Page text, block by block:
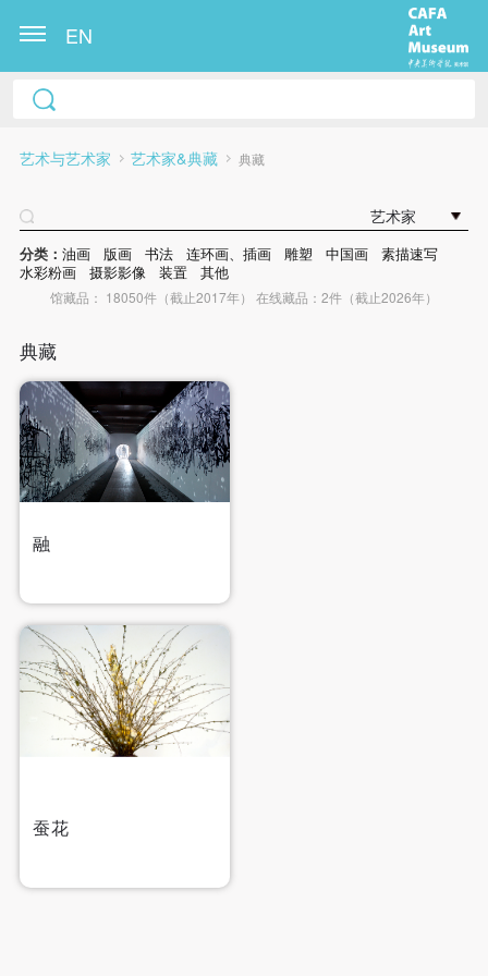
EN
艺术与艺术家 艺术家&典藏 典藏
艺术家
分类： 油画 版画 书法 连环画、插画 雕塑 中国画
素描速写
水彩粉画
摄影影像 装置 其他
馆藏品： 18050件（截止2017年） 在线藏品：2件（截止2026年）
典藏
融
蚕花
快捷登录
手机号码
验证码
可使用雅昌艺术网会员账户登录